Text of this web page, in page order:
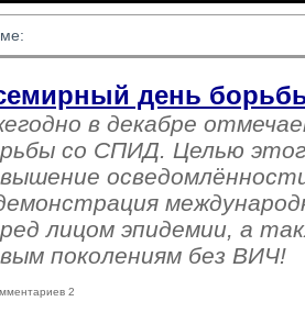
день
в декабре
со СПИД. Целью
лицом эпидемии, а
поколениям без ВИЧ!
2